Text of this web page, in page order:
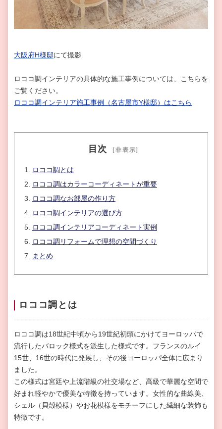
大阪府H様邸にて撮影
ロココ調インテリアの具体的な施工事例については、こちらを
ご覧ください。
ロココ調インテリア施工事例（名古屋市Y様邸）はこちら
目次
ロココ調とは
ロココ調はカラーコーディネートが重要
ロココ調なお部屋の作り方
ロココ調インテリアの選び方
ロココ調インテリアコーディネート実例
ロココ調リフォームで理想の空間づくり
まとめ
ロココ調とは
ロココ調は18世紀中頃から19世紀初頭にかけてヨーロッパで
流行したバロック様式を派生した様式です。フランスのルイ
15世、16世の時代に発展し、その後ヨーロッパ全体に広まり
ました。
この様式は宮廷や上流階級の社交場など、高級で華麗な空間で
好まれ軽やかで優美な特徴を持っています。女性的な曲線美、
シェル（貝殻模様）やお花模様をモチーフにした繊細な装飾も
特徴です。